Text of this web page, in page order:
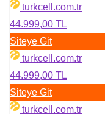
turkcell.com.tr
44.999,00 TL
Siteye Git
turkcell.com.tr
44.999,00 TL
Siteye Git
turkcell.com.tr